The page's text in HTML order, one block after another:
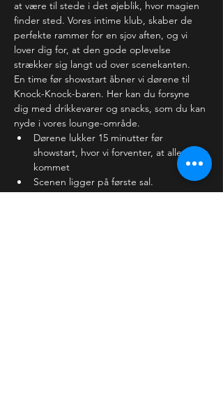
at være til stede i det øjeblik, hvor magien
finder sted. Vores intime klub, skaber de
perfekte rammer for en sjov aften, og vi
lover dig for, at den gode oplevelse
strækker sig langt ud over scenekanten.
En time før showstart åbner vi dørene til
Knock-Knock-baren. Her kan du forsyne
dig med drikkevarer og snacks, som du kan
nyde i vores lounge-område.
Dørene lukker 15 minutter før
showstart, hvor vi forventer, at alle er
kommet
Scenen ligger på første sal.
Baren holder lukket, mens showet